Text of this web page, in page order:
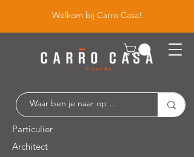
Welkom bij Carro Casa!
Particulier
Architect